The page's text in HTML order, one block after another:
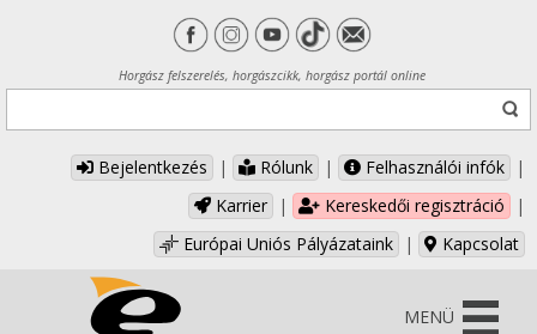
Horgász felszerelés, horgászcikk, horgász portál online
Bejelentkezés | Rólunk | Felhasználói infók
|
Karrier
| Kereskedői regisztráció
|
Európai Uniós Pályázataink
| Kapcsolat
MENÜ